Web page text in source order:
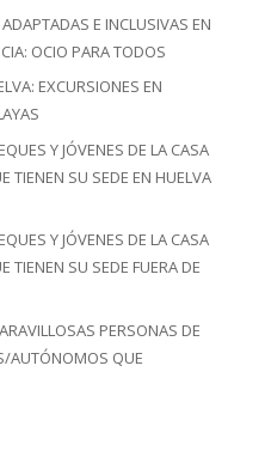
E INCLUSIVAS EN
OCIO PARA TODOS
EXCURSIONES EN
Y JÓVENES DE LA CASA
TIENEN SU SEDE EN HUELVA
Y JÓVENES DE LA CASA
SU SEDE FUERA DE
PERSONAS DE
AUTÓNOMOS QUE